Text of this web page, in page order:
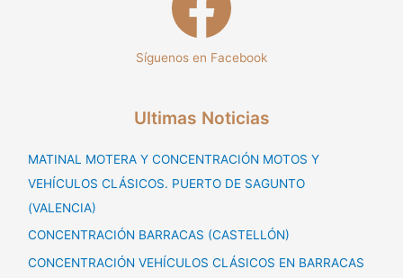
Síguenos en Facebook
Ultimas Noticias
MATINAL MOTERA Y CONCENTRACIÓN MOTOS Y
VEHÍCULOS CLÁSICOS. PUERTO DE SAGUNTO
(VALENCIA)
CONCENTRACIÓN BARRACAS (CASTELLÓN)
CONCENTRACIÓN VEHÍCULOS CLÁSICOS EN BARRACAS